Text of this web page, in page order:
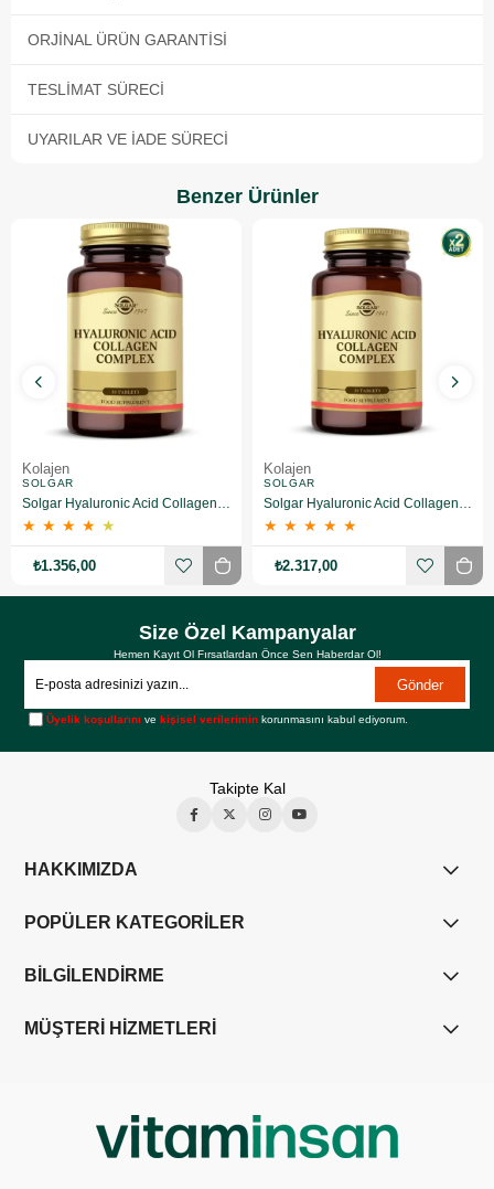
ORJINAL ÜRÜN GARANTISI
TESLIMAT SÜRECI
UYARILAR VE İADE SÜRECI
Benzer Ürünler
Kolajen
SOLGAR
Solgar Hyaluronic Acid Collagen Complex 30 Tablet
★ ★ ★ ★ ★
₺1.356,00
Kolajen
SOLGAR
Solgar Hyaluronic Acid Collagen Complex 30 Tablet 2 Adet
★ ★ ★ ★ ★
₺2.317,00
Size Özel Kampanyalar
Hemen Kayıt Ol Fırsatlardan Önce Sen Haberdar Ol!
Gönder
Üyelik koşullarını vekişisel verilerimin korunmasını kabul ediyorum.
Takipte Kal
HAKKIMIZDA
POPÜLER KATEGORİLER
BİLGİLENDİRME
MÜŞTERİ HİZMETLERİ